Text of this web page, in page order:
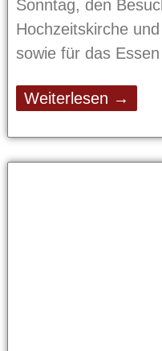
Sonntag, den
Hochzeitskirche
sowie für das
Weiterlesen →